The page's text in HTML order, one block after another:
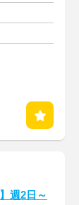
週2日～